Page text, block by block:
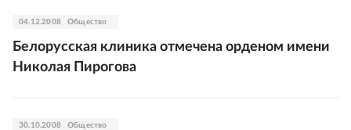
04.12.2008 Общество
Белорусская клиника отмечена орденом имени
Николая Пирогова
30.10.2008 Общество